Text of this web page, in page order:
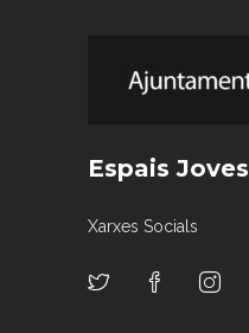
Espais Joves
Xarxes Socials